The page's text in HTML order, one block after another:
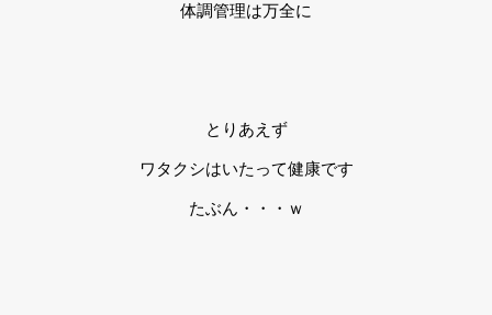
体調管理は万全に
とりあえず
ワタクシはいたって健康です
たぶん・・・ｗ